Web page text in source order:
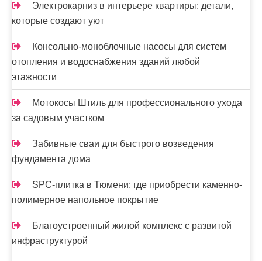
Электрокарниз в интерьере квартиры: детали,
которые создают уют
Консольно-моноблочные насосы для систем
отопления и водоснабжения зданий любой
этажности
Мотокосы Штиль для профессионального ухода
за садовым участком
Забивные сваи для быстрого возведения
фундамента дома
SPC-плитка в Тюмени: где приобрести каменно-
полимерное напольное покрытие
Благоустроенный жилой комплекс с развитой
инфраструктурой